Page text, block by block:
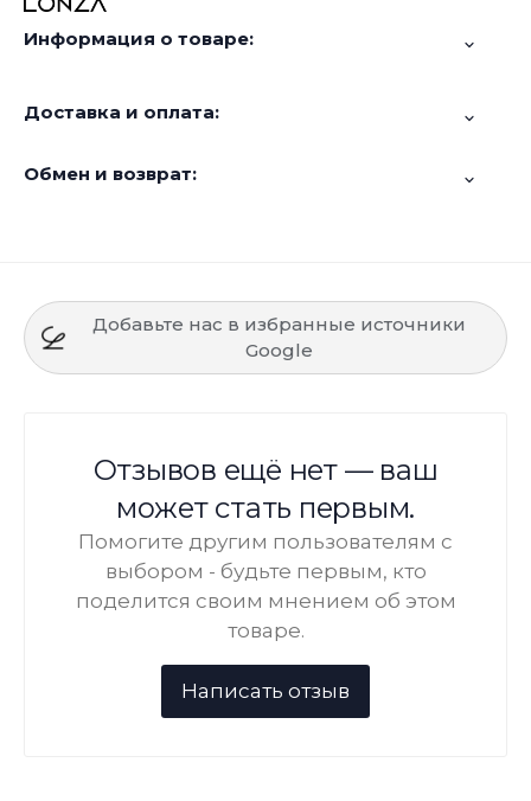
Информация о товаре:
Доставка и оплата:
Обмен и возврат:
Добавьте нас в избранные источники
Google
Отзывов ещё нет — ваш
может стать первым.
Помогите другим пользователям с
выбором - будьте первым, кто
поделится своим мнением об этом
товаре.